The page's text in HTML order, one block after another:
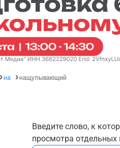
на нащупывающий
Введите слово, к
просмотра отдельных